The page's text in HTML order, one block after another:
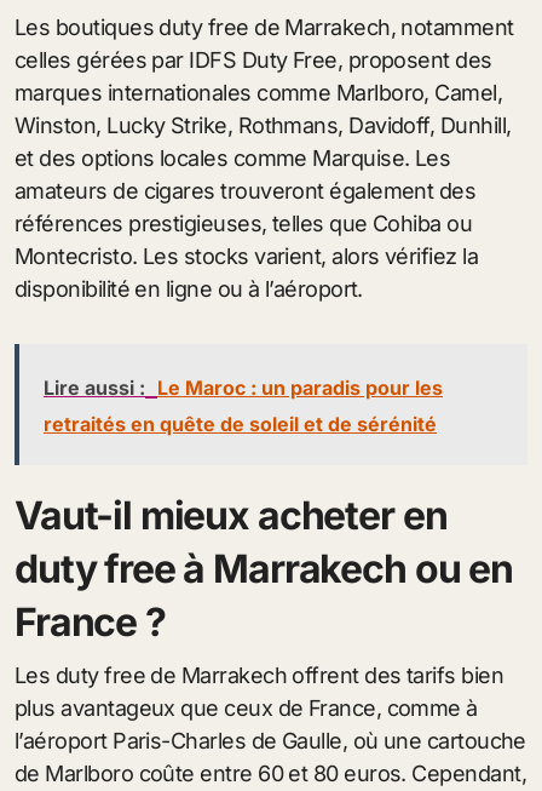
Les boutiques duty free de Marrakech, notamment
celles gérées par IDFS Duty Free, proposent des
marques internationales comme Marlboro, Camel,
Winston, Lucky Strike, Rothmans, Davidoff, Dunhill,
et des options locales comme Marquise. Les
amateurs de cigares trouveront également des
références prestigieuses, telles que Cohiba ou
Montecristo. Les stocks varient, alors vérifiez la
disponibilité en ligne ou à l’aéroport.
Lire aussi : Le Maroc : un paradis pour les
retraités en quête de soleil et de sérénité
Vaut-il mieux acheter en
duty free à Marrakech ou en
France ?
Les duty free de Marrakech offrent des tarifs bien
plus avantageux que ceux de France, comme à
l’aéroport Paris-Charles de Gaulle, où une cartouche
de Marlboro coûte entre 60 et 80 euros. Cependant,